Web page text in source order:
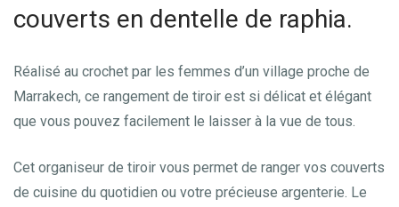
couverts en dentelle de raphia.
Réalisé au crochet par les femmes d’un village proche de
Marrakech, ce rangement de tiroir est si délicat et élégant
que vous pouvez facilement le laisser à la vue de tous.
Cet organiseur de tiroir vous permet de ranger vos couverts
de cuisine du quotidien ou votre précieuse argenterie. Le